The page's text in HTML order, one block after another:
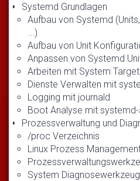
Systemd Grundlagen
Aufbau von Systemd
...)
Aufbau von Unit
Anpassen von Systemd
Arbeiten mit System
Dienste Verwalten mit
Logging mit journald
Boot Analyse mit
Prozessverwaltung und
/proc Verzeichnis
Linux Prozess
System